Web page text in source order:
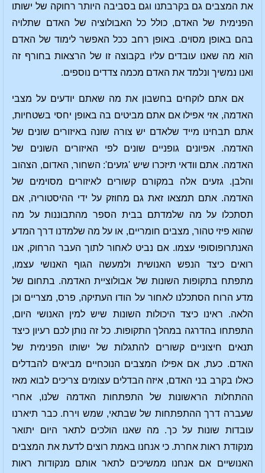
את המצבים גם בקרבתנו וגם בסביבה היותר רחוקה של ישותו
הפנימית של האדם, כולל כל האבולוציה של האדם שתלויה
בהם באופן מסוים. באופן רחב ככל האפשר לימוד של האדם
הוא מה שאנו עובדים עליו בקבוצה זו של הרצאות בחורף זה
ואנו נמשיך ונלמד את האדם מכמה צדדים נוספים.
אם אתם לוקחים בחשבון את מה שאתם יודעים על מצבי
האדמה, אזי אפילו אם אתם מביטים בה באופן יחסי בשטחיות,
אתם תבחינו מייד שלאדם יש צורה שונה באיזורים שונים של
האדמה. אפיונים גופניים שונים לפי האיזורים השונים של
האדמה. אתם וודאי תיזכרו שיש 'גזעים': השחור, האדום, הצהוב
והלבן. גזעים אלה במקורם קשורים לאיזורים מסוימים של
האדמה. אתם תמצאו זאת גם מחוזק על ידי ההיסטוריה, אם
תסתכלו על מה שלמדתם בבית הספר מהתבוננות על מה
שהוא פיזי טהור, מצבים חומריים, או על מה שלמדנו דרך המדע
האנתרופוסופי עצמו. אם נביט לאחור לתוך העבר הרחוק, אנו
רואים כיצד הנפש האנושית ולמעשה הגוף האנושי עצמו,
מתפתח בתקופות השונות של אבולוציית האדמה. בתחום של
מדע הרוח הסתכלנו לאחור על הודו העתיקה, פרס, מצריים וכן
הלאה. ראינו כיצד היכולות השונות שיש למין האנושי היום,
התפתחו בהדרגה במהלך התקופות. כל זה נותן לכם רעיון כיצד
תנאים חיצוניים קשורים להתגלות של ישותו הפנימית של
האדם. כעת, אם אפילו המצבים הנוכחיים מביאים להבדלים
כאלו בקרב בני האדם, איזה הבדלים עצומים צריכים לבוא מאז
ההתחלות הראשונות של התפתחות האדמה שלנו, אחרי
שעברה דרך ההתפתחות של שבתאי, שמש וירח. כבר תיארנו
עובדות שונות על כך. מה שאנו הולכים לתאר היום יתואר
מנקודת ראות אחרת. כי אנחנו באמת רוצים לדעת את המצבים
האנושיים אם אנחנו ממשיכים לתאר אותם מנקודות ראות